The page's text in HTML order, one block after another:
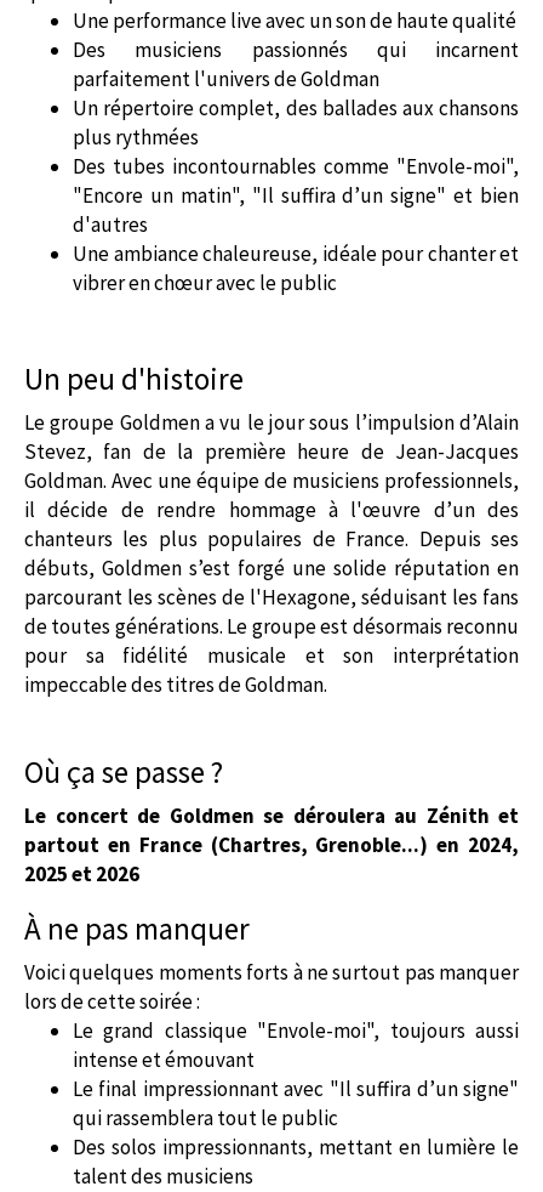
Une performance live avec un son de haute qualité
Des musiciens passionnés qui incarnent
parfaitement l'univers de Goldman
Un répertoire complet, des ballades aux chansons
plus rythmées
Des tubes incontournables comme "Envole-moi",
"Encore un matin", "Il suffira d’un signe" et bien
d'autres
Une ambiance chaleureuse, idéale pour chanter et
vibrer en chœur avec le public
Un peu d'histoire
Le groupe Goldmen a vu le jour sous l’impulsion d’Alain
Stevez, fan de la première heure de Jean-Jacques
Goldman. Avec une équipe de musiciens professionnels,
il décide de rendre hommage à l'œuvre d’un des
chanteurs les plus populaires de France. Depuis ses
débuts, Goldmen s’est forgé une solide réputation en
parcourant les scènes de l'Hexagone, séduisant les fans
de toutes générations. Le groupe est désormais reconnu
pour sa fidélité musicale et son interprétation
impeccable des titres de Goldman.
Où ça se passe ?
Le concert de Goldmen se déroulera au Zénith et
partout en France (Chartres, Grenoble...) en 2024,
2025 et 2026
À ne pas manquer
Voici quelques moments forts à ne surtout pas manquer
lors de cette soirée :
Le grand classique "Envole-moi", toujours aussi
intense et émouvant
Le final impressionnant avec "Il suffira d’un signe"
qui rassemblera tout le public
Des solos impressionnants, mettant en lumière le
talent des musiciens